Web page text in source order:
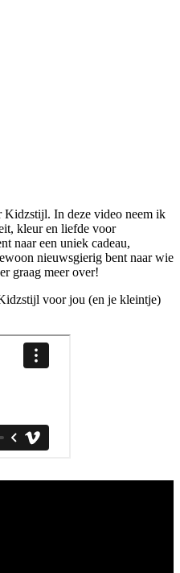
Kidzstijl. In deze video neem ik
kleur en liefde voor
naar een uniek cadeau,
nieuwsgierig bent naar wie
graag meer over!
voor jou (en je kleintje)